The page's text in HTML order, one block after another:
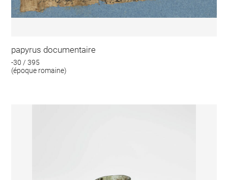
papyrus documentaire
-30 / 395
(époque romaine)